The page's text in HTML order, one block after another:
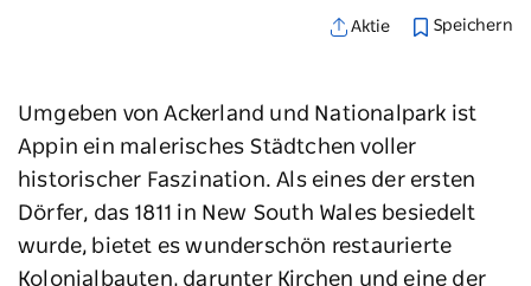
Aktie Speichern
Umgeben von Ackerland und Nationalpark ist
Appin ein malerisches Städtchen voller
historischer Faszination. Als eines der ersten
Dörfer, das 1811 in New South Wales besiedelt
wurde, bietet es wunderschön restaurierte
Kolonialbauten, darunter Kirchen und eine der